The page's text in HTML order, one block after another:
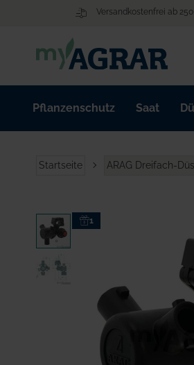
Versandkostenfrei ab
Pflanzenschutz Saat
Startseite ARAG Dreifach-
Zum
Ende
der
Bildgalerie
springen
1